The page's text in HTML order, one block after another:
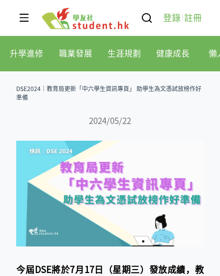
登錄 註冊
升學進修 職業發展 生涯規劃 健康成長 懶
DSE2024｜教育局更新「中六學生資訊專頁」 助學生為文憑試放榜作好
準備
2024/05/22
今屆 DSE將於7月17日（星期三）發放成績，教